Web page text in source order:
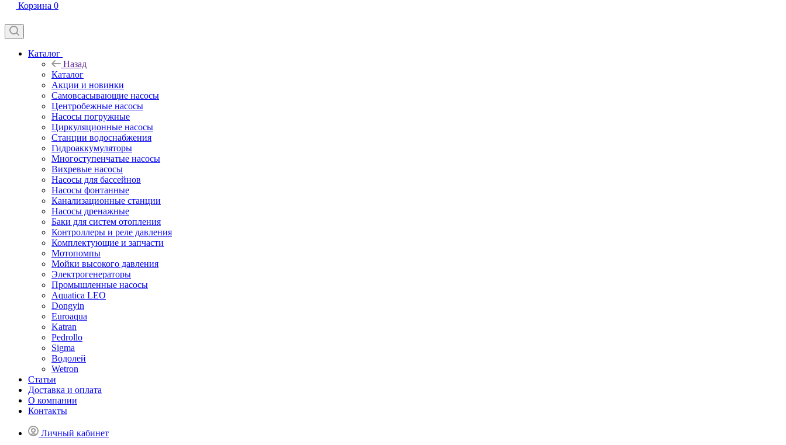
Корзина 0
Каталог
Назад
Каталог
Акции и новинки
Самовсасывающие насосы
Центробежные насосы
Насосы погружные
Циркуляционные насосы
Станции водоснабжения
Гидроаккумуляторы
Многоступенчатые насосы
Вихревые насосы
Насосы для бассейнов
Насосы фонтанные
Канализационные станции
Насосы дренажные
Баки для систем отопления
Контроллеры и реле давления
Комплектующие и запчасти
Мотопомпы
Мойки высокого давления
Электрогенераторы
Промышленные насосы
Aquatica LEO
Dongyin
Euroaqua
Katran
Pedrollo
Sigma
Водолей
Wetron
Статьи
Доставка и оплата
О компании
Контакты
Личный кабинет